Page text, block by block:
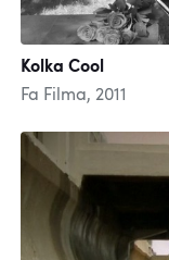
Kolka Cool
Fa Filma, 2011